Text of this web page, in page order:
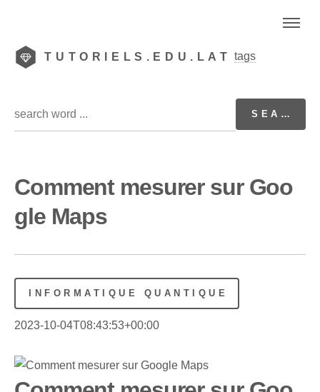
TUTORIELS.EDU.LAT tags
Comment mesurer sur Goo
gle Maps
INFORMATIQUE QUANTIQUE
2023-10-04T08:43:53+00:00